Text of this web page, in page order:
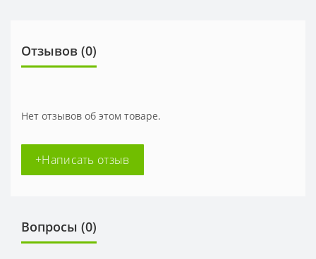
Отзывов (0)
Нет отзывов об этом товаре.
+Написать отзыв
Вопросы (0)